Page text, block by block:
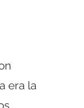
era la